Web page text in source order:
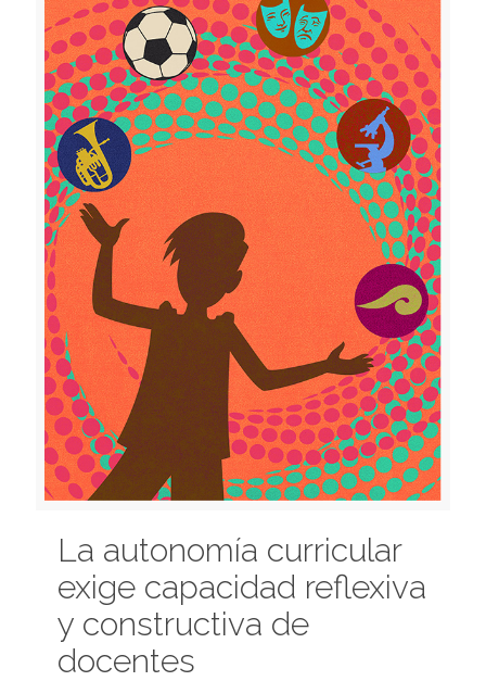
La autonomía curricular
exige capacidad reflexiva
y constructiva de
docentes